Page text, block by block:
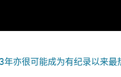
亦很可能成为有纪录以来最